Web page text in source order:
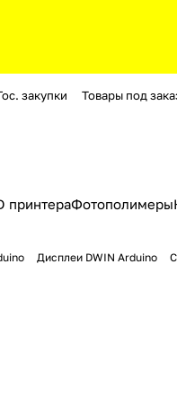
закупки Товары под
принтераФотополимеры
Дисплеи DWIN Arduino